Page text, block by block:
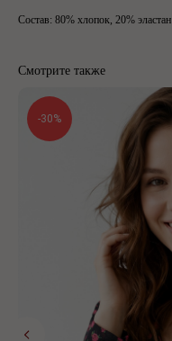
Состав: 80% хлопок, 20% эластан
Смотрите также
-30%